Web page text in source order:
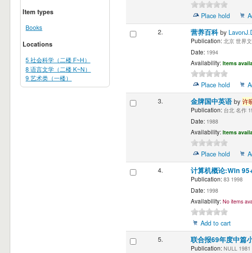
Item types
Books
Locations
5 社会科学（二楼 F~H）
8 语言文学（二楼 K~N）
9 艺术类（一楼）
Place hold
2.
营养百科by
Publication:北京 世界
Date:1994
Availability: Items
Place hold
3.
金牌国中英语by 许
Publication:台北 名作
Date:1988
Availability: Items
Place hold
4.
计算机概论:Win
Publication:83 1998
Date:1998
Availability: No items
Add to cart
5.
联合报69年度中篇
Publication:NULL 1981